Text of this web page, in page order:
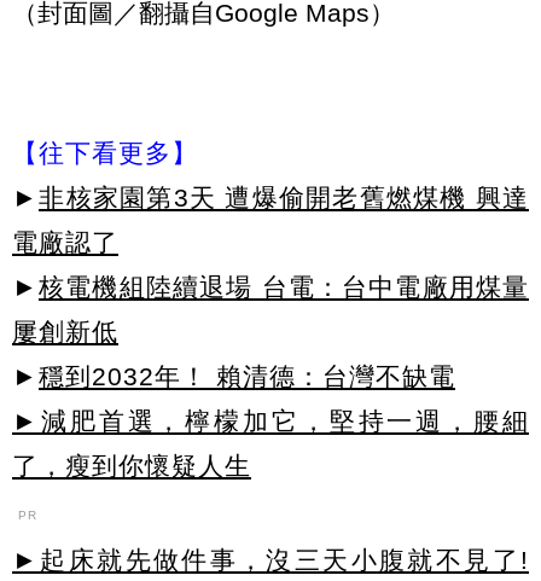
（封面圖／翻攝自Google Maps）
【往下看更多】
► 非核家園第3天 遭爆偷開老舊燃煤機 興達
電廠認了
► 核電機組陸續退場 台電：台中電廠用煤量
屢創新低
► 穩到2032年！ 賴清德：台灣不缺電
►減肥首選，檸檬加它，堅持一週，腰細
了，瘦到你懷疑人生
PR
►起床就先做件事，沒三天小腹就不見了!